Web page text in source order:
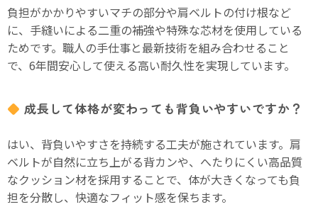
負担がかかりやすいマチの部分や肩ベルトの付け根など
に、手縫いによる二重の補強や特殊な芯材を使用している
ためです。職人の手仕事と最新技術を組み合わせること
で、6年間安心して使える高い耐久性を実現しています。
成長して体格が変わっても背負いやすいですか？
はい、背負いやすさを持続する工夫が施されています。肩
ベルトが自然に立ち上がる背カンや、へたりにくい高品質
なクッション材を採用することで、体が大きくなっても負
担を分散し、快適なフィット感を保ちます。